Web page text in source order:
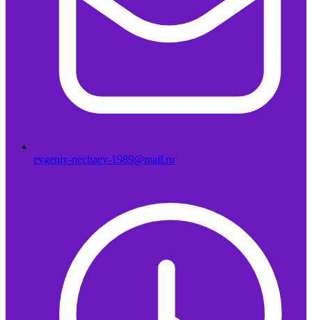
evgeniy-nechaev-1989@mail.ru